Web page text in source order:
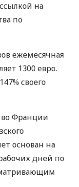
на
по
ежемесячная
1300 евро.
своего
во Франции
основан на
дней по